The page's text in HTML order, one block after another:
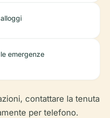
emergenze
contattare la tenuta
per telefono.